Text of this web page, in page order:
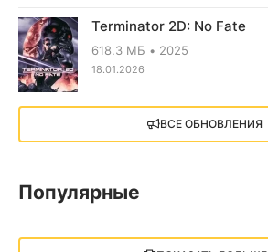
Terminator 2D: No Fate
618.3 МБ 2025
18.01.2026
X4: Foundations (2018)
13.73 GB 2018
13 ГБ 2025
ВСЕ ОБНОВЛЕНИЯ
Популярные